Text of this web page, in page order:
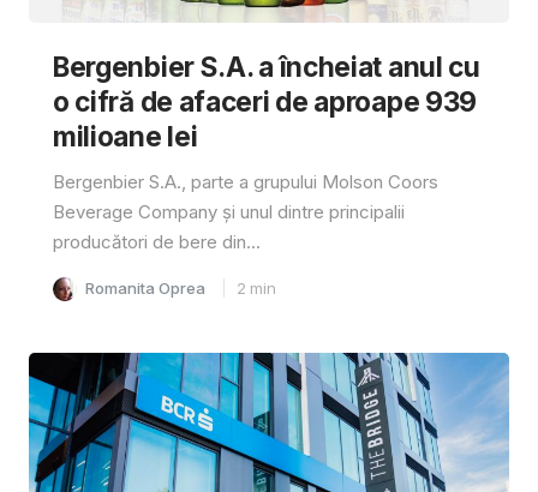
Bergenbier S.A. a încheiat anul cu
o cifră de afaceri de aproape 939
milioane lei
Bergenbier S.A., parte a grupului Molson Coors
Beverage Company și unul dintre principalii
producători de bere din...
Romanita Oprea 2 min